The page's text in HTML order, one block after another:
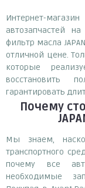
Интернет-
автозапчастей
фильтр масла
отличной цене.
которые
восстановить
гарантировать
Почему
Мы знаем,
транспортного
почему все
необходимые